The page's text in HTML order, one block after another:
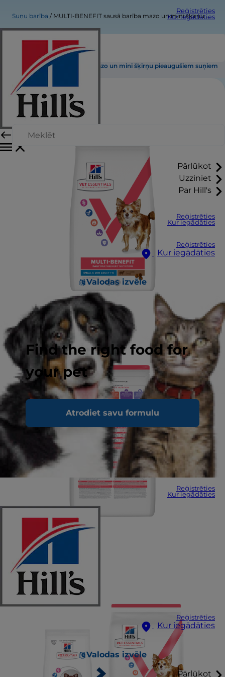
Reģistrēties
Kur iegādāties
Pārlūkot
Uzziniet
Par Hill's
Reģistrēties
Kur iegādāties
Reģistrēties
Kur iegādāties
Valodas izvēle
Find the right food for
your pet
Atrodiet savu formulu
Reģistrēties
Kur iegādāties
Reģistrēties
Kur iegādāties
Valodas izvēle
Pārlūkot
Suņu barība MULTI-BENEFIT sausā barība mazo un mini šķirņu pieaugušiem suņiem
MULTI-BENEFIT sausā barība mazo un mini šķirņu pieaugušiem suņiem